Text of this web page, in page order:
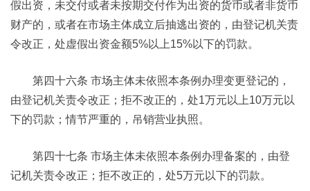
假出资，未交付或者未按期交付作为出资的货币或者非货币
财产的，或者在市场主体成立后抽逃出资的，由登记机关责
令改正，处虚假出资金额5%以上15%以下的罚款。
第四十六条 市场主体未依照本条例办理变更登记的，
由登记机关责令改正；拒不改正的，处1万元以上10万元以
下的罚款；情节严重的，吊销营业执照。
第四十七条 市场主体未依照本条例办理备案的，由登
记机关责令改正；拒不改正的，处5万元以下的罚款。